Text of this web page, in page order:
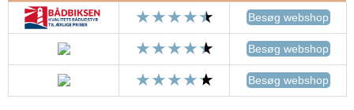
Besøg webshop
Besøg webshop
Besøg webshop